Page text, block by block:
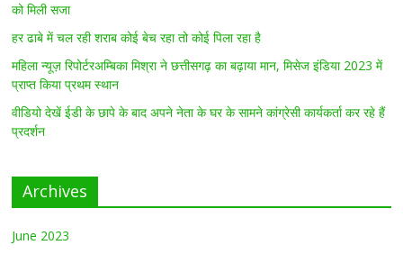
को मिली सजा
हर ढाबे में चल रही शराब कोई बेच रहा तो कोई पिला रहा है
महिला न्यूज़ रिपोर्टरअम्बिका मिश्रा ने छत्तीसगढ़ का बढ़ाया मान, मिसेज इंडिया 2023 में
प्राप्त किया प्रथम स्थान
वीडियो देखें ईडी के छापे के बाद अपने नेता के घर के सामने कांग्रेसी कार्यकर्ता कर रहे हैं
प्रदर्शन
Archives
June 2023